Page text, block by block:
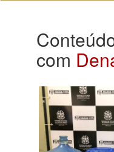
com